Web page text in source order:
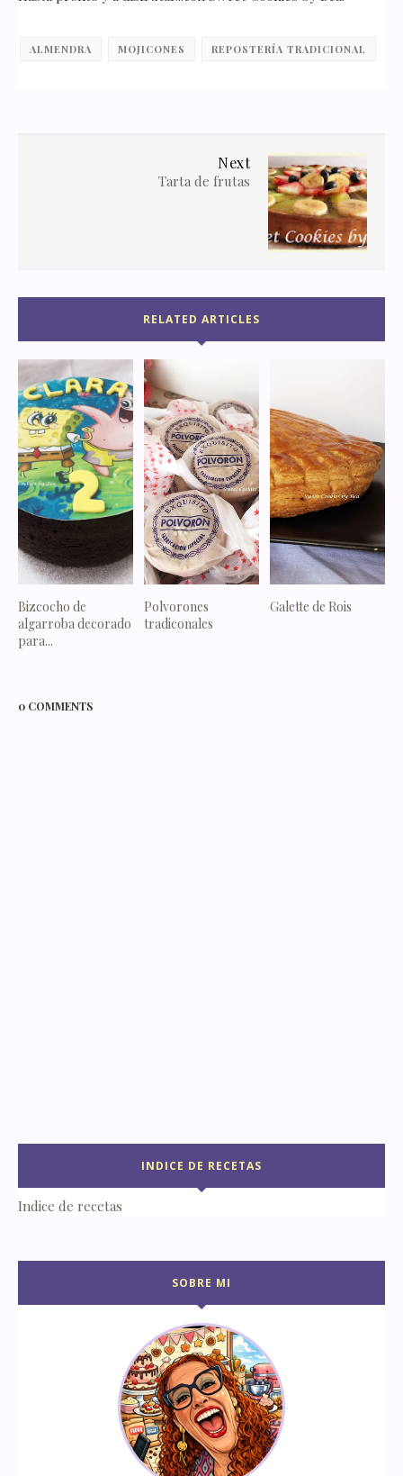
ALMENDRA MOJICONES REPOSTERÍA TRADICIONAL
Next
Tarta de frutas
RELATED ARTICLES
Bizcocho de
algarroba decorado
para...
Polvorones
tradiconales
Galette de Rois
0 COMMENTS
INDICE DE RECETAS
Indice de recetas
SOBRE MI